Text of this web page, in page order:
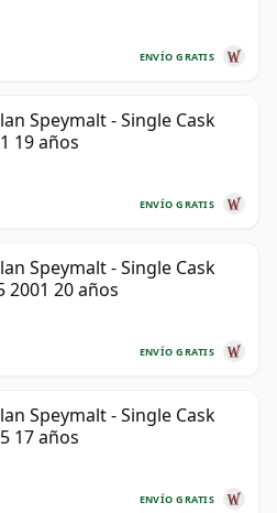
ENVÍO GRATIS
Speymalt - Single Cask
19 años
ENVÍO GRATIS
Speymalt - Single Cask
2001 20 años
ENVÍO GRATIS
Speymalt - Single Cask
17 años
ENVÍO GRATIS